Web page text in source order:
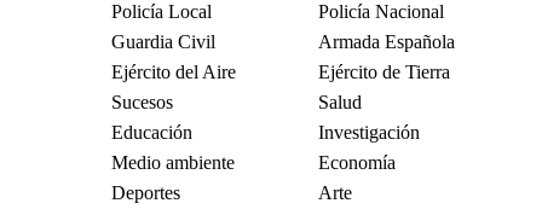
Policía Local
Policía Nacional
Guardia Civil
Armada Española
Ejército del Aire
Ejército de Tierra
Sucesos
Salud
Educación
Investigación
Medio ambiente
Economía
Deportes
Arte